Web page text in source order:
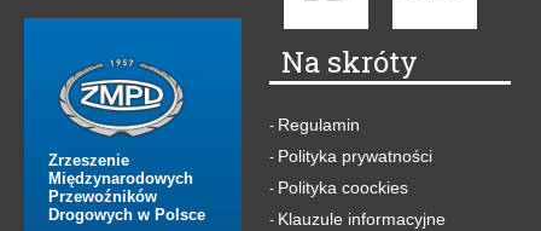
Zrzeszenie
Międzynarodowych
Przewoźników
Drogowych w Polsce
Na skróty
- Regulamin
- Polityka prywatności
- Polityka coockies
- Klauzule informacyjne